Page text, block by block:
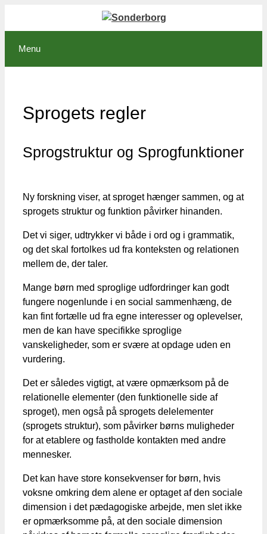
Menu
Sprogets regler
Sprogstruktur og Sprogfunktioner
Ny forskning viser, at sproget hænger sammen, og at
sprogets struktur og funktion påvirker hinanden.
Det vi siger, udtrykker vi både i ord og i grammatik,
og det skal fortolkes ud fra konteksten og relationen
mellem de, der taler.
Mange børn med sproglige udfordringer kan godt
fungere nogenlunde i en social sammenhæng, de
kan fint fortælle ud fra egne interesser og oplevelser,
men de kan have specifikke sproglige
vanskeligheder, som er svære at opdage uden en
vurdering.
Det er således vigtigt, at være opmærksom på de
relationelle elementer (den funktionelle side af
sproget), men også på sprogets delelementer
(sprogets struktur), som påvirker børns muligheder
for at etablere og fastholde kontakten med andre
mennesker.
Det kan have store konsekvenser for børn, hvis
voksne omkring dem alene er optaget af den sociale
dimension i det pædagogiske arbejde, men slet ikke
er opmærksomme på, at den sociale dimension